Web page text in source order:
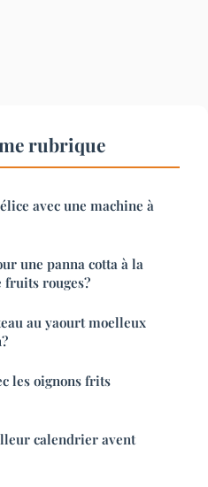
rubrique
avec une machine à
une panna cotta à la
fruits rouges?
au yaourt moelleux
les oignons frits
calendrier avent